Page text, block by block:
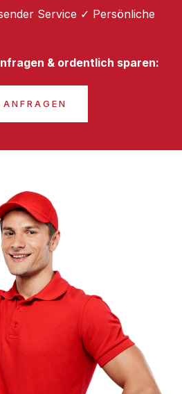
Service ✓ Persönliche
& ordentlich sparen: